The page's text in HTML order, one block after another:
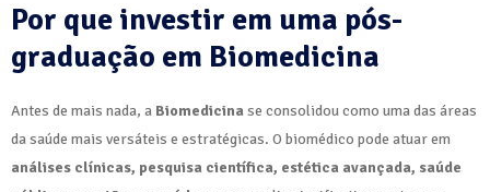
Por que investir em uma pós-
graduação em Biomedicina
Antes de mais nada, a Biomedicina se consolidou como uma das áreas
da saúde mais versáteis e estratégicas. O biomédico pode atuar em
análises clínicas, pesquisa científica, estética avançada, saúde